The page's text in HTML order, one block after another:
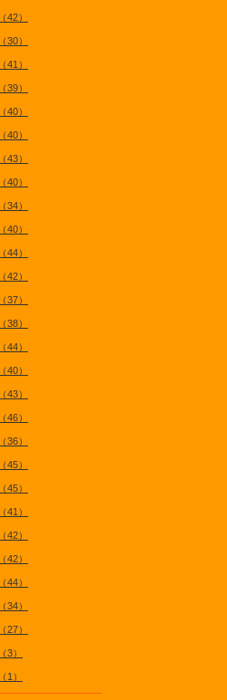
42）
30）
41）
39）
40）
40）
43）
40）
34）
40）
44）
42）
37）
38）
44）
40）
43）
46）
36）
45）
45）
41）
42）
42）
44）
34）
27）
3）
1）